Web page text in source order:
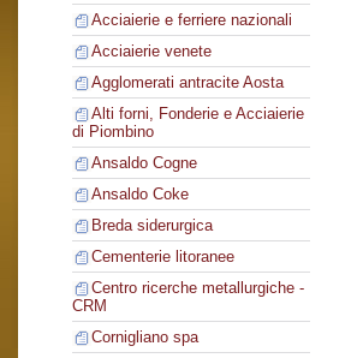
Acciaierie e ferriere nazionali
Acciaierie venete
Agglomerati antracite Aosta
Alti forni, Fonderie e Acciaierie
di Piombino
Ansaldo Cogne
Ansaldo Coke
Breda siderurgica
Cementerie litoranee
Centro ricerche metallurgiche -
CRM
Cornigliano spa